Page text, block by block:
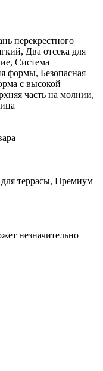
перекрестного
Два отсека для
Система
формы, Безопасная
с высокой
часть на молнии,
террасы, Премиум
незначительно